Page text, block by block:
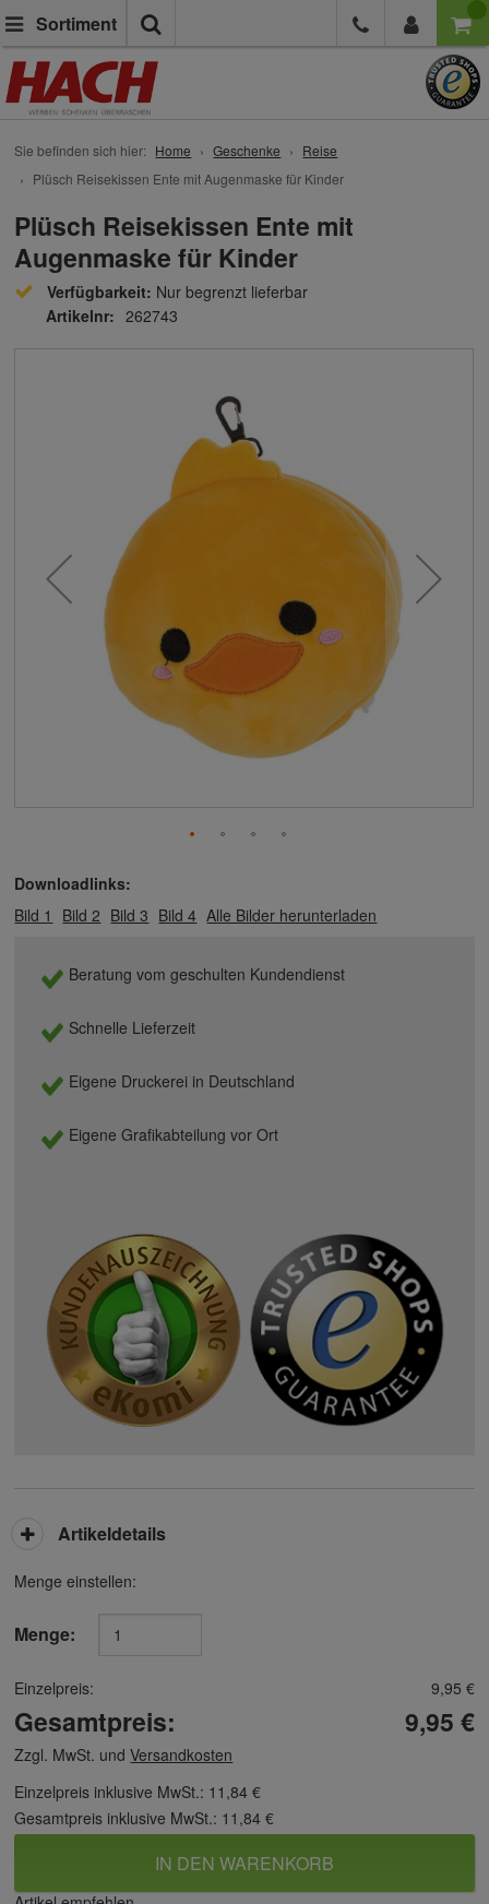
Sortiment
Sie befinden sich hier: Home Geschenke
Reise
Plüsch Reisekissen Ente mit Augenmaske für Kinder
Plüsch Reisekissen Ente mit
Augenmaske für Kinder
Verfügbarkeit: Nur begrenzt lieferbar
Artikelnr: 262743
Downloadlinks:
Bild 1
Bild 2 Bild 3 Bild 4 Alle Bilder herunterladen
Menge einstellen:
Menge:
Einzelpreis: 9,95 €
Gesamtpreis: 9,95 €
Zzgl. MwSt. undVersandkosten
Einzelpreis inklusive MwSt.: 11,84 €
Gesamtpreis inklusive MwSt.: 11,84 €
IN DEN WARENKORB
Beratung vom geschulten Kundendienst
Schnelle Lieferzeit
Eigene Druckerei in Deutschland
Eigene Grafikabteilung vor Ort
Artikeldetails